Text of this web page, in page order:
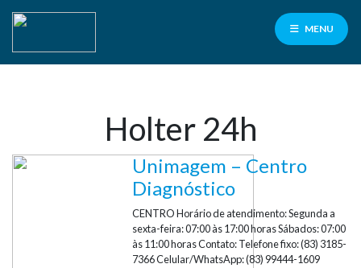
MENU
Facilitépara
servidoresPMCG
100% de cashback
nas consultas e exames laboratoriais
Holter 24h
Unimagem – Centro
Diagnóstico
CENTRO Horário de atendimento: Segunda a
sexta-feira: 07:00 às 17:00 horas Sábados: 07:00
às 11:00 horas Contato: Telefone fixo: (83) 3185-
7366 Celular/WhatsApp: (83) 99444-1609